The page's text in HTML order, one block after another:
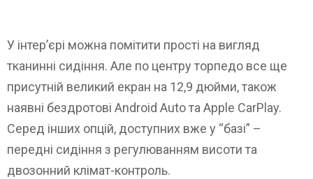
У інтер’єрі можна помітити прості на вигляд
тканинні сидіння. Але по центру торпедо все ще
присутній великий екран на 12,9 дюйми, також
наявні бездротові Android Auto та Apple CarPlay.
Серед інших опцій, доступних вже у “базі” –
передні сидіння з регулюванням висоти та
двозонний клімат-контроль.